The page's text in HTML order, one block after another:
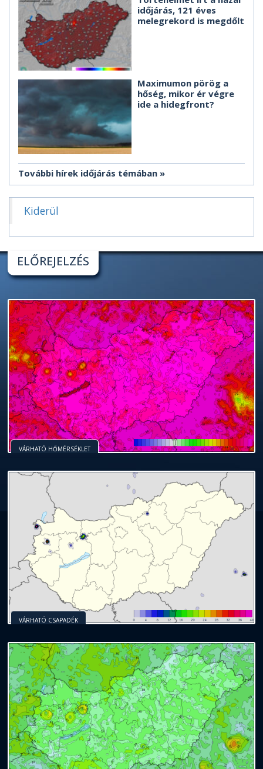
időjárás, 121 éves
melegrekord is megdőlt
Maximumon pörög a
hőség, mikor ér végre
ide a hidegfront?
További hírek időjárás témában
Kiderül
ELŐREJELZÉS
VÁRHATÓ HŐMÉRSÉKLET
VÁRHATÓ CSAPADÉK